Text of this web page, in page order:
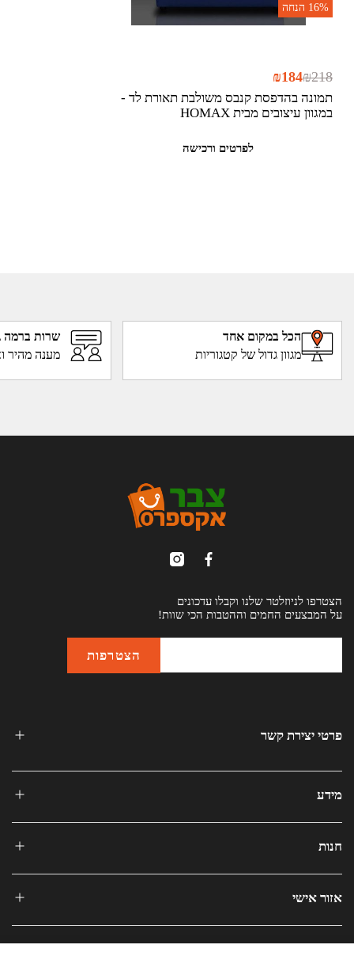
16% הנחה
תמונה בהדפסת קנבס משולבת תאורת לד -
במגוון עיצובים מבית HOMAX
₪218
₪184
לפרטים ורכישה
הכל במקום אחד
מגוון גדול של קטגוריות
שרות ברמה
מענה מהיר
הצטרפו לניוזלטר שלנו וקבלו עדכונים
על המבצעים החמים וההטבות הכי שוות!
פרטי יצירת קשר
מידע
חנות
אזור אישי